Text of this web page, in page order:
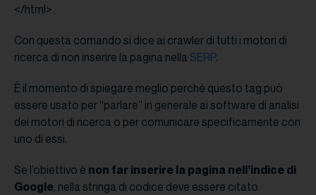
</html>
Con questa comando si dice ai crawler di tutti i motori di
ricerca di non inserire la pagina nella SERP.
È il momento di spiegare meglio perché questo tag può
essere usato per “parlare” in generale ai software di analisi
dei motori di ricerca o per comunicare specificamente con
uno di essi.
Se l’obiettivo è non far inserire la pagina nell’indice di
Google, nella stringa di codice deve essere citato